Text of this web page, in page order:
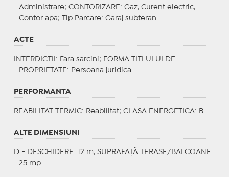
Administrare; CONTORIZARE : Gaz, Curent electric,
Contor apa;
Tip Parcare: Garaj subteran
ACTE
INTERDICTII : Fara sarcini; FORMA TITLULUI DE
PROPRIETATE : Persoana juridica
PERFORMANTA
REABILITAT TERMIC: Reabilitat; CLASA ENERGETICA: B
ALTE DIMENSIUNI
D - DESCHIDERE: 12 m, SUPRAFAȚĂ TERASE/BALCOANE:
25 mp